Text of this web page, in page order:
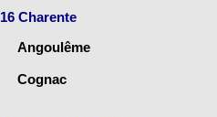
16 Charente
Angoulême
Cognac